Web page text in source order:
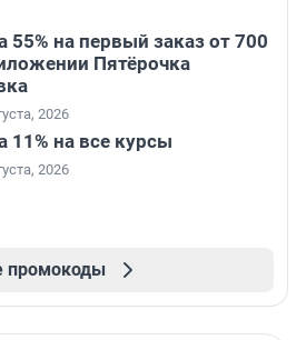
55% на первый заказ от 700
Пятёрочка
2026
11% на все курсы
2026
промокоды